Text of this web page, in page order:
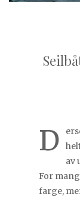
D
av
For
farge,